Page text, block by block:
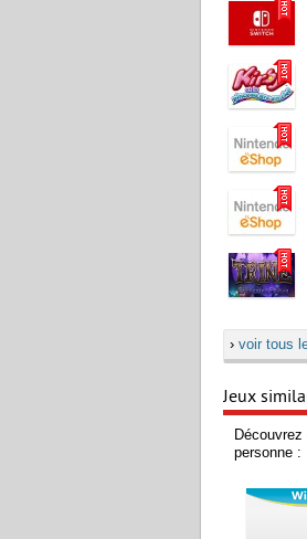
› voir tous
Jeux
personne :